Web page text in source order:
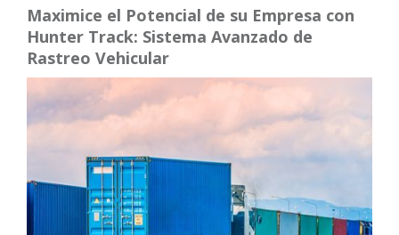
Maximice el Potencial de su Empresa con
Hunter Track: Sistema Avanzado de
Rastreo Vehicular